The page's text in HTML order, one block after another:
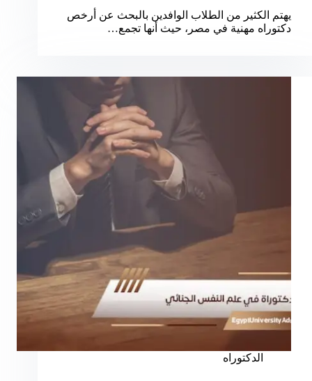
يهتم الكثير من الطلاب الوافدين بالبحث عن أرخص
دكتوراه مهنية في مصر، حيث أنها تجمع…
الدكتوراه